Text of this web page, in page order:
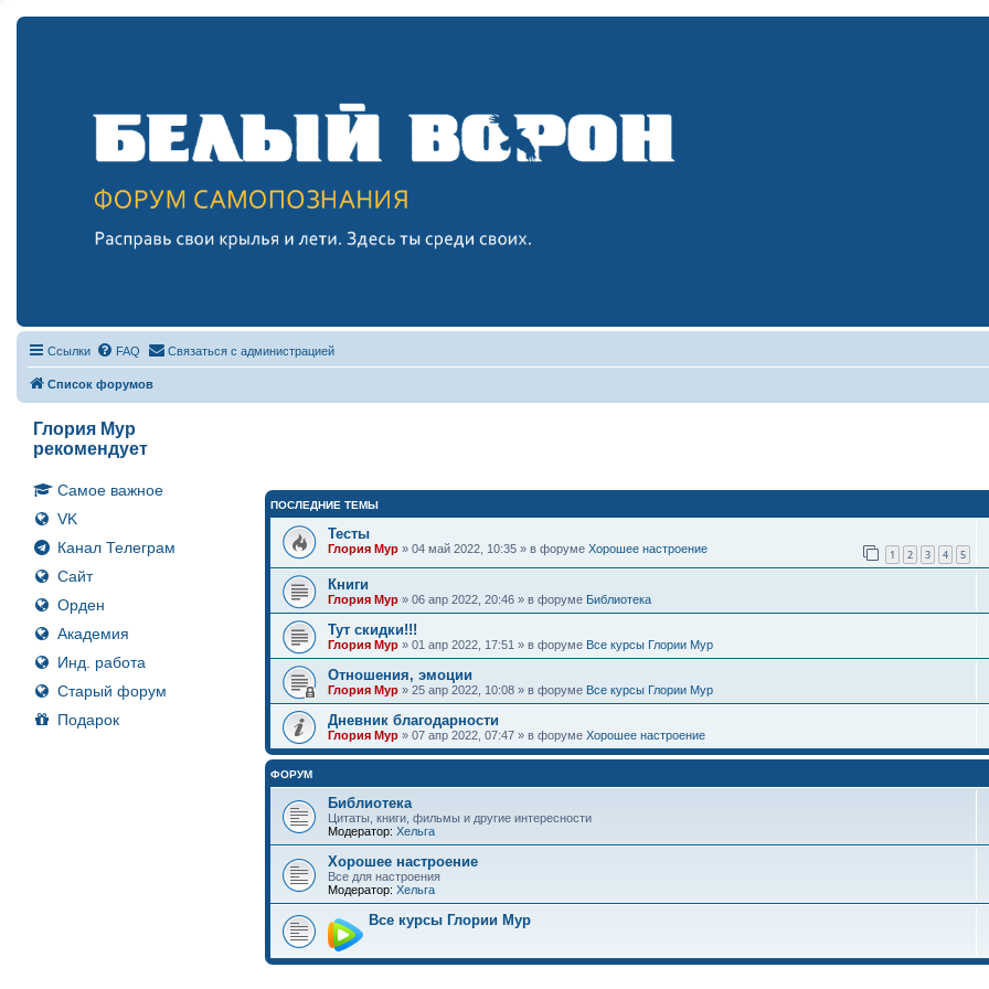
Ссылки FAQ Связаться с администрацией
Список форумов
Глория Мур
рекомендует
Самое важное
VK
Канал Телеграм
Сайт
Орден
Академия
Инд. работа
Старый форум
Подарок
ПОСЛЕДНИЕ ТЕМЫ
Тесты
1 2 3 4 5
Глория Мур » 04 май 2022, 10:35 » в форумеХорошее настроение
Книги
Глория Мур » 06 апр 2022, 20:46 » в форуме Библиотека
Тут скидки!!!
Глория Мур » 01 апр 2022, 17:51 » в форуме Все курсы Глории Мур
Отношения, эмоции
Глория Мур » 25 апр 2022, 10:08 » в форуме Все курсы Глории Мур
Дневник благодарности
Глория Мур » 07 апр 2022, 07:47 » в форумеХорошее настроение
ФОРУМ
Библиотека
Цитаты, книги, фильмы и другие интересности
Модератор: Хельга
Хорошее настроение
Все для настроения
Модератор: Хельга
Все курсы Глории Мур